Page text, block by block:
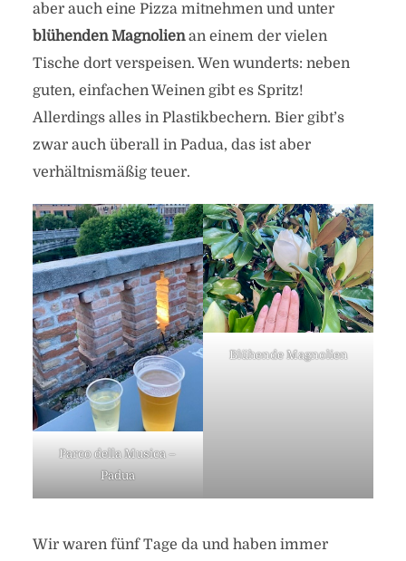
aber auch eine Pizza mitnehmen und unter
blühenden Magnolienan einem der vielen
Tische dort verspeisen. Wen wunderts: neben
guten, einfachen Weinen gibt es Spritz!
Allerdings alles in Plastikbechern. Bier gibt’s
zwar auch überall in Padua, das ist aber
verhältnismäßig teuer.
Parco della Musica –
Padua
Blühende Magnolien
Wir waren fünf Tage da und haben immer